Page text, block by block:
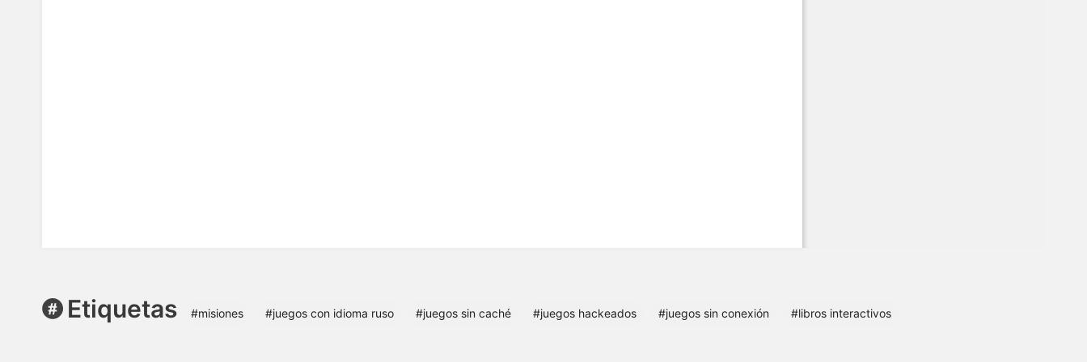
Etiquetas #misiones #juegos con idioma ruso #juegos sin caché #juegos hackeados #juegos sin conexión #libros interactivos